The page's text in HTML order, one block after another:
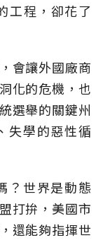
工程，卻花了
會讓外國廠商
化的危機，也
選舉的關鍵州
失學的惡性循
？世界是動態
打拚，美國市
還能夠指揮世